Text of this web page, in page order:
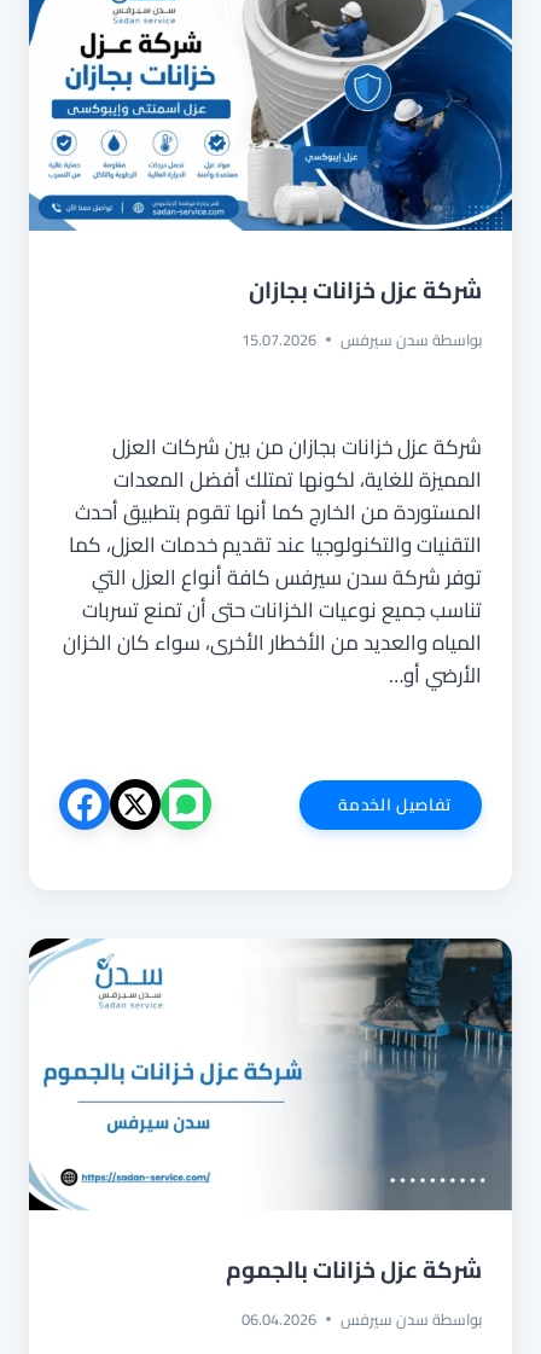
شركة عزل خزانات بجازان
بواسطةسدن سيرفس 15.07.2026
شركة عزل خزانات بجازان من بين شركات العزل
المميزة للغاية، لكونها تمتلك أفضل المعدات
المستوردة من الخارج كما أنها تقوم بتطبيق أحدث
التقنيات والتكنولوجيا عند تقديم خدمات العزل، كما
توفر شركة سدن سيرفس كافة أنواع العزل التي
تناسب جميع نوعيات الخزانات حتى أن تمنع تسربات
المياه والعديد من الأخطار الأخرى، سواء كان الخزان
الأرضي أو…
تفاصيل الخدمةشركة
عزل
شركة عزل خزانات بالجموم
بواسطةسدن سيرفس 06.04.2026